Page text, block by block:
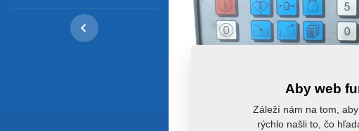
Aby web
Záleží nám na tom,
rýchlo našli to, čo